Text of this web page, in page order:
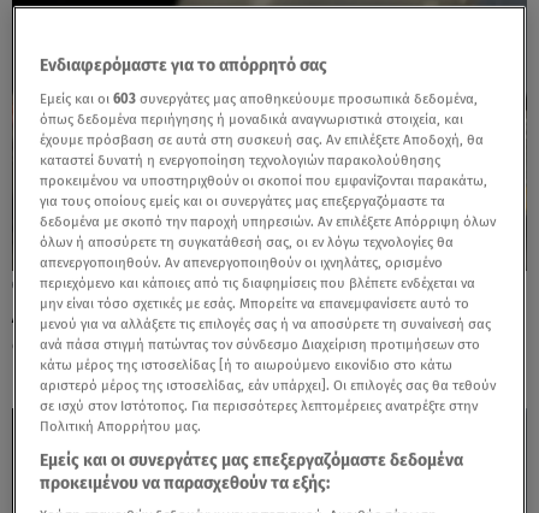
24.04.24, 18:23
Λήγει στις 30/4 η προθεσμία για
διασύνδεση POS - ταμειακών μηχανών
Ενδιαφερόμαστε για το απόρρητό σας
Εμείς και οι603 συνεργάτες μας αποθηκεύουμε προσωπικά δεδομένα,
όπως δεδομένα περιήγησης ή μοναδικά αναγνωριστικά στοιχεία, και
έχουμε πρόσβαση σε αυτά στη συσκευή σας. Αν επιλέξετε Αποδοχή, θα
καταστεί δυνατή η ενεργοποίηση τεχνολογιών παρακολούθησης
προκειμένου να υποστηριχθούν οι σκοποί που εμφανίζονται παρακάτω,
για τους οποίους εμείς και οι συνεργάτες μας επεξεργαζόμαστε τα
δεδομένα με σκοπό την παροχή υπηρεσιών. Αν επιλέξετε Απόρριψη όλων
όλων ή αποσύρετε τη συγκατάθεσή σας, οι εν λόγω τεχνολογίες θα
απενεργοποιηθούν. Αν απενεργοποιηθούν οι ιχνηλάτες, ορισμένο
περιεχόμενο και κάποιες από τις διαφημίσεις που βλέπετε ενδέχεται να
μην είναι τόσο σχετικές με εσάς. Μπορείτε να επανεμφανίσετε αυτό το
μενού για να αλλάξετε τις επιλογές σας ή να αποσύρετε τη συναίνεσή σας
ανά πάσα στιγμή πατώντας τον σύνδεσμο Διαχείριση προτιμήσεων στο
κάτω μέρος της ιστοσελίδας [ή το αιωρούμενο εικονίδιο στο κάτω
αριστερό μέρος της ιστοσελίδας, εάν υπάρχει]. Οι επιλογές σας θα τεθούν
σε ισχύ στον Ιστότοπος. Για περισσότερες λεπτομέρειες ανατρέξτε στην
Πολιτική Απορρήτου μας.
Εμείς και οι συνεργάτες μας επεξεργαζόμαστε δεδομένα
προκειμένου να παρασχεθούν τα εξής: